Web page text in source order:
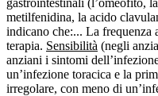
metilfenidina, la acido
indicano che:... La frequenza
terapia. Sensibilità (negli
anziani i sintomi
un’infezione toracica e la
irregolare, con meno di